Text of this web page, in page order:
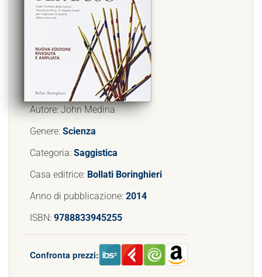
Autore: John Medina
Genere: Scienza
Categoria: Saggistica
Casa editrice: Bollati Boringhieri
Anno di pubblicazione: 2014
ISBN: 9788833945255
Confronta prezzi: